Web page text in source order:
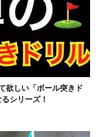
欲しい「ボール突きド
シリーズ！